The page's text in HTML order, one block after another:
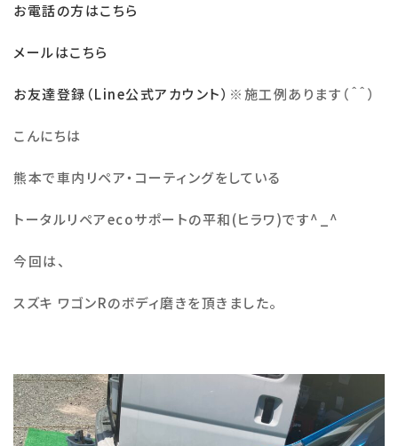
施工例
会社概要
お問い合わせ
お電話の方はこちら
メールはこちら
お友達登録（Line公式アカウント） ※施工例あります（＾＾）
こんにちは
熊本で車内リペア・コーティングをしている
トータルリペアecoサポートの平和(ヒラワ)です^_^
今回は、
スズキ ワゴンRのボディ磨きを頂きました。